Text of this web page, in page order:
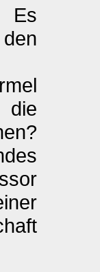
Es
die